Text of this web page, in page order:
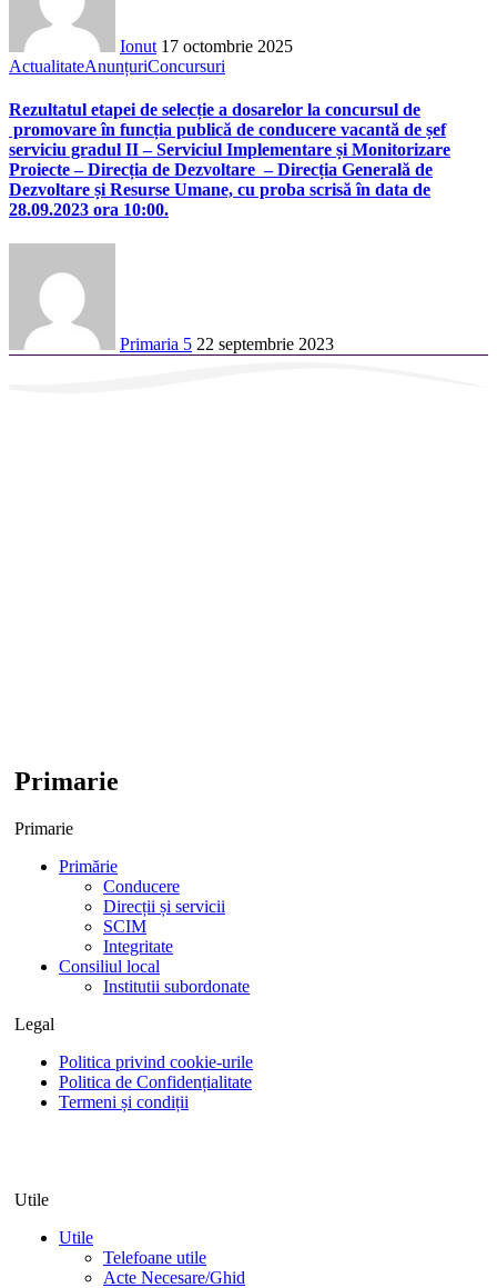
Ionut 17 octombrie 2025
ActualitateAnunțuriConcursuri
Rezultatul etapei de selecție a dosarelor la concursul de
promovare în funcția publică de conducere vacantă de șef
serviciu gradul II – Serviciul Implementare și Monitorizare
Proiecte – Direcția de Dezvoltare – Direcția Generală de
Dezvoltare și Resurse Umane, cu proba scrisă în data de
28.09.2023 ora 10:00.
Primaria 5 22 septembrie 2023
Primarie
Primarie
Primărie
Conducere
Direcții și servicii
SCIM
Integritate
Consiliul local
Institutii subordonate
Legal
Politica privind cookie-urile
Politica de Confidențialitate
Termeni și condiții
Utile
Utile
Telefoane utile
Acte Necesare/Ghid